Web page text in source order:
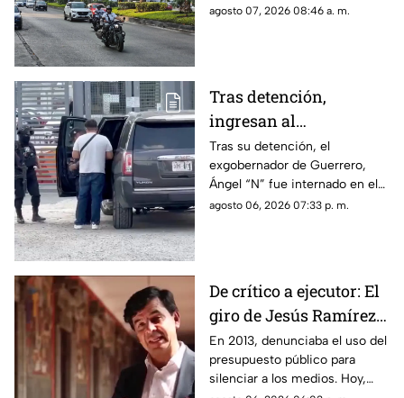
vehículos y las zonas donde el
agosto 07, 2026 08:46 a. m.
Tras detención,
ingresan al
exgobernador Ángel
"N" al penal del
Altiplano
Tras su detención, el
exgobernador de Guerrero,
Ángel “N” fue internado en el
penal del Altiplano; esto es lo
agosto 06, 2026 07:33 p. m.
De crítico a ejecutor: El
giro de Jesús Ramírez
Cuevas sobre la
censura y la publicidad
oficial
En 2013, denunciaba el uso del
presupuesto público para
silenciar a los medios. Hoy,